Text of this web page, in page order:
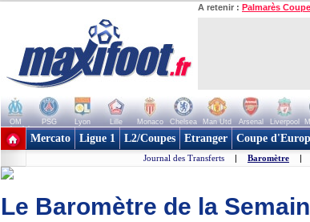
A retenir : Palmarès
OM PSG Lyon Lille Monaco Chelsea Man Utd Arsenal Liverpool
+ de clubs
Mercato Ligue 1 L2/Coupes Etranger Coupe
Journal des Transferts | Baromètre |
Le Baromètre de la